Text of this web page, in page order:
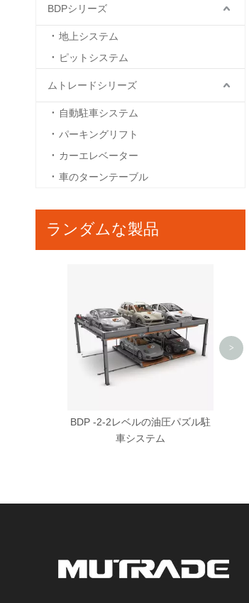
BDPシリーズ
地上システム
ピットシステム
ムトレードシリーズ
自動駐車システム
パーキングリフト
カーエレベーター
車のターンテーブル
ランダムな製品
BDP -2-2レベルの油圧パズル駐
車システム
>